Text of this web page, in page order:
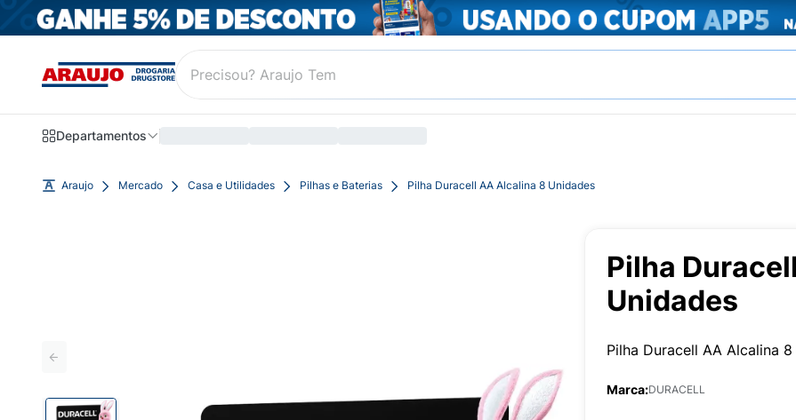
Departamentos
Araujo Mercado Casa e Utilidades Pilhas e Baterias Pilha Duracell AA Alcalina 8 Unidades
Pilha
Unidades
Pilha Duracell AA Alcalina
Marca:DURACELL